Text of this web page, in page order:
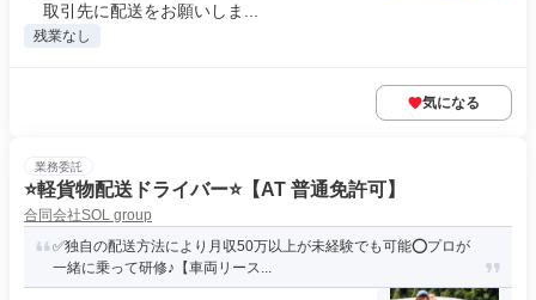
取引先に配送をお願いしま...
残業なし
気になる
業務委託
⭐️軽貨物配送ドライバー⭐️【AT 普通免許可】
合同会社SOL group
✅独自の配送方法により月収50万以上が未経験でも可能⭕プロが
一緒に乗って研修♪【車両リース...